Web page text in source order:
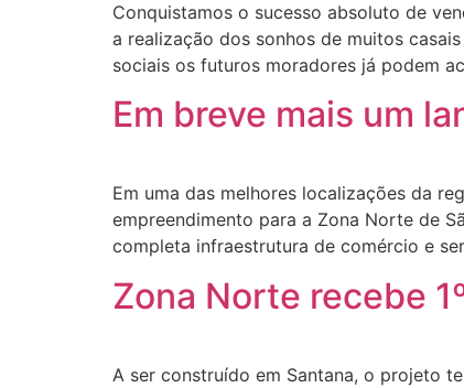
Conquistamos o sucesso absoluto de
a realização dos sonhos de muitos
sociais os futuros moradores já podem
Em breve mais um
Em uma das melhores localizações da
empreendimento para a Zona Norte de
completa infraestrutura de comércio e
Zona Norte recebe
A ser construído em Santana, o projeto